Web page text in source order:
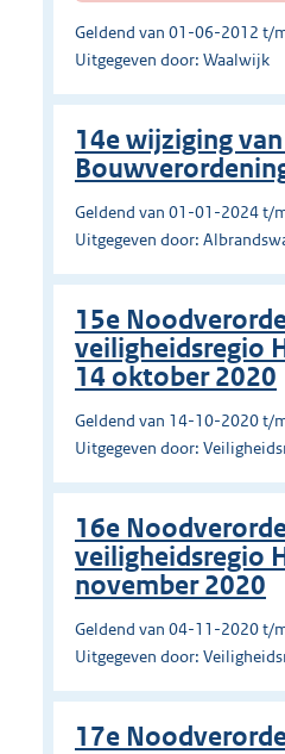
Geldend van 01-06-2012 t/
Uitgegeven door: Waalwijk
14e wijziging
Geldend van 01-01-2024 t/
Uitgegeven door:
15e
veiligheidsregio
14 oktober 2020
Geldend van 14-10-2020 t/
Uitgegeven door:
16e
veiligheidsregio
november 2020
Geldend van 04-11-2020 t/
Uitgegeven door:
17e